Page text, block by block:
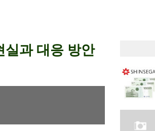
실과 대응 방안